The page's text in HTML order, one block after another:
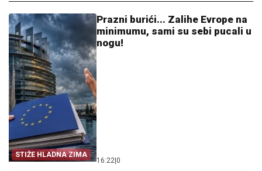
STIŽE HLADNA ZIMA
Prazni burići... Zalihe Evrope na
minimumu, sami su sebi pucali u
nogu!
16:22 0